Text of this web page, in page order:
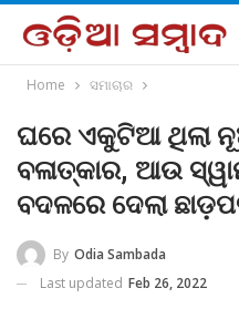
Home ସମାଚାର
ଘରେ ଏକୁଟିଆ ଥିଲା
ବଳାତ୍କାର, ଆଉ
ବଦଳରେ ଦେଲା
By Odia Sambada
Last updated Feb 26, 2022